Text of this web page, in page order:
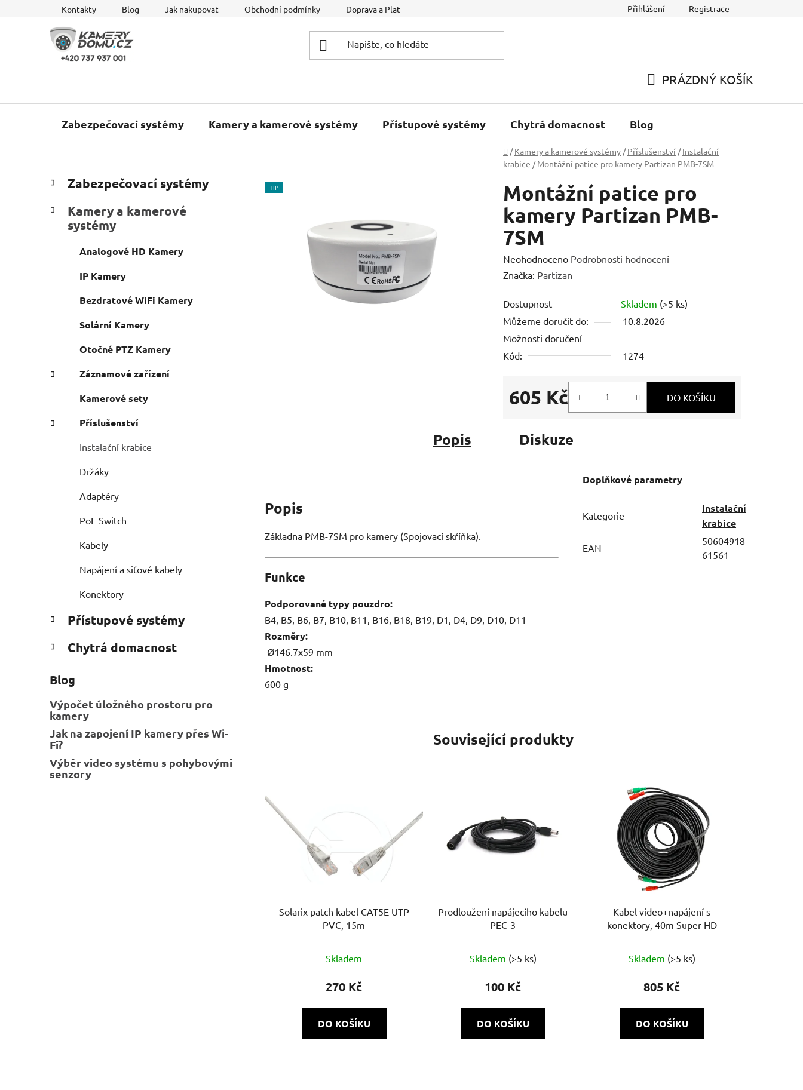
Kontakty Blog Jak nakupovat Obchodní podmínky Doprava a Platba Reklamace a Vracení zboží
Přihlášení Registrace
KOŠÍK
PRÁZDNÝ KOŠÍK
Zabezpečovací systémy Kamery a kamerové systémy Přístupové systémy Chytrá domacnost Blog
Domů
/ Kamery a kamerové systémy / Příslušenství / Instalační
krabice / Montážní patice pro kamery Partizan PMB-7SM
P
o
s
l
kategorie
a
e
Zabezpečovací systémy
Kamery a kamerové
systémy
Analogové HD Kamery
IP Kamery
Bezdratové WiFi Kamery
Solární Kamery
Otočné PTZ Kamery
Záznamové zařízení
Kamerové sety
Příslušenství
Instalační krabice
Držáky
Adaptéry
PoE Switch
Kabely
Napájení a siťové kabely
Konektory
Přístupové systémy
Chytrá domacnost
Blog
Výpočet úložného prostoru pro
kamery
Jak na zapojení IP kamery přes Wi-
Fi?
Výběr video systému s pohybovými
senzory
Montážní patice pro
kamery Partizan PMB-
7SM
Průměrné
hodnocení
je
0,0
z
5
Neohodnoceno Podrobnosti hodnocení
Značka: Partizan
Dostupnost Skladem (>5 ks)
Můžeme doručit do:
10.8.2026
Možnosti doručení
Kód:
1274
605 Kč DO KOŠÍKU
TIP
Popis Diskuze
Popis
Základna PMB-7SM pro kamery (Spojovací skříňka).
Funkce
Podporované typy pouzdro:
B4, B5, B6, B7, B10, B11, B16, B18, B19, D1, D4, D9, D10, D11
Rozměry:
Ø146.7х59 mm
Hmotnost:
600 g
Doplňkové parametry
Kategorie
Instalační
krabice
EAN
50604918
61561
Související produkty
Solarix patch kabel CAT5E UTP
PVC, 15m
Skladem
270 Kč
DO KOŠÍKU
Prodloužení napájecího kabelu
PEC-3
Skladem (>5 ks)
100 Kč
DO KOŠÍKU
Kabel video+napájení s
konektory, 40m Super HD
Skladem (>5 ks)
805 Kč
DO KOŠÍKU